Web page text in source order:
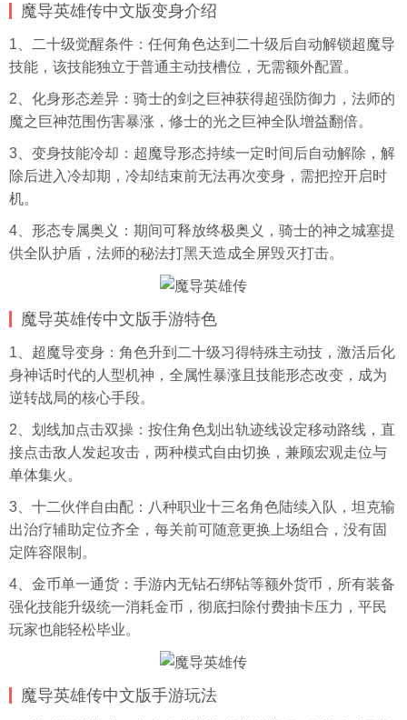
魔导英雄传中文版变身介绍
1、二十级觉醒条件：任何角色达到二十级后自动解锁超魔导
技能，该技能独立于普通主动技槽位，无需额外配置。
2、化身形态差异：骑士的剑之巨神获得超强防御力，法师的
魔之巨神范围伤害暴涨，修士的光之巨神全队增益翻倍。
3、变身技能冷却：超魔导形态持续一定时间后自动解除，解
除后进入冷却期，冷却结束前无法再次变身，需把控开启时
机。
4、形态专属奥义：期间可释放终极奥义，骑士的神之城塞提
供全队护盾，法师的秘法打黑天造成全屏毁灭打击。
魔导英雄传中文版手游特色
1、超魔导变身：角色升到二十级习得特殊主动技，激活后化
身神话时代的人型机神，全属性暴涨且技能形态改变，成为
逆转战局的核心手段。
2、划线加点击双操：按住角色划出轨迹线设定移动路线，直
接点击敌人发起攻击，两种模式自由切换，兼顾宏观走位与
单体集火。
3、十二伙伴自由配：八种职业十三名角色陆续入队，坦克输
出治疗辅助定位齐全，每关前可随意更换上场组合，没有固
定阵容限制。
4、金币单一通货：手游内无钻石绑钻等额外货币，所有装备
强化技能升级统一消耗金币，彻底扫除付费抽卡压力，平民
玩家也能轻松毕业。
魔导英雄传中文版手游玩法